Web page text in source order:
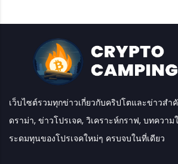
เว็บไซต์รวมทุกข่าวเกี่ยวกับคริปโตและข่าวสำ
ดราม่า, ข่าวโปรเจค, วิเคราะห์กราฟ, บทควา
ระดมทุนของโปรเจคใหม่ๆ ครบจบในที่เดียว